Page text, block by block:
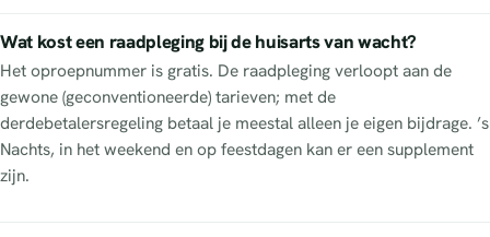
Wat kost een raadpleging bij de huisarts van wacht?
Het oproepnummer is gratis. De raadpleging verloopt aan de
gewone (geconventioneerde) tarieven; met de
derdebetalersregeling betaal je meestal alleen je eigen bijdrage. ’s
Nachts, in het weekend en op feestdagen kan er een supplement
zijn.